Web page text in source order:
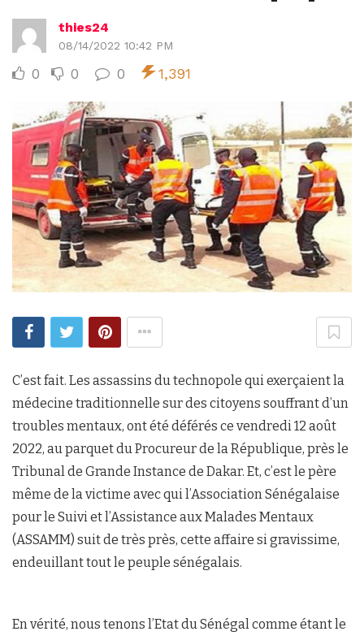
thies24
08/14/2022 10:42 PM
0 0 0 1,391
C’est fait. Les assassins du technopole qui exerçaient la
médecine traditionnelle sur des citoyens souffrant d’un
troubles mentaux, ont été déférés ce vendredi 12 août
2022, au parquet du Procureur de la République, près le
Tribunal de Grande Instance de Dakar. Et, c’est le père
même de la victime avec qui l’Association Sénégalaise
pour le Suivi et l’Assistance aux Malades Mentaux
(ASSAMM) suit de très près, cette affaire si gravissime,
endeuillant tout le peuple sénégalais.
En vérité, nous tenons l’Etat du Sénégal comme étant le